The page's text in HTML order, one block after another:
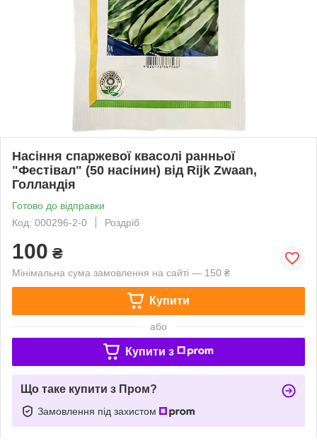
Насіння спаржевої квасолі ранньої
"Фестівал" (50 насінин) від Rijk Zwaan,
Голландія
Готово до відправки
Код: 000296-2-0
Роздріб
100 ₴
Мінімальна сума замовлення на сайті — 150 ₴
Купити
або
Купити з
Що таке купити з Пром?
Замовлення під захистом